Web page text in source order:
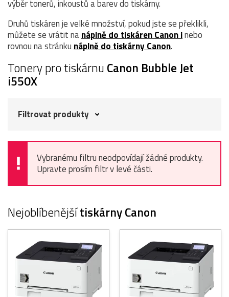
výběr tonerů, inkoustů a barev do tiskárny.
Druhů tiskáren je velké množství, pokud jste se překlikli,
můžete se vrátit nanáplně do tiskáren Canon inebo
rovnou na stránku náplně do tiskárny Canon.
Tonery pro tiskárnu Canon Bubble Jet
i550X
Filtrovat produkty
Vybranému filtru neodpovídají žádné produkty.
Upravte prosím filtr v levé části.
Nejoblíbenějšítiskárny Canon